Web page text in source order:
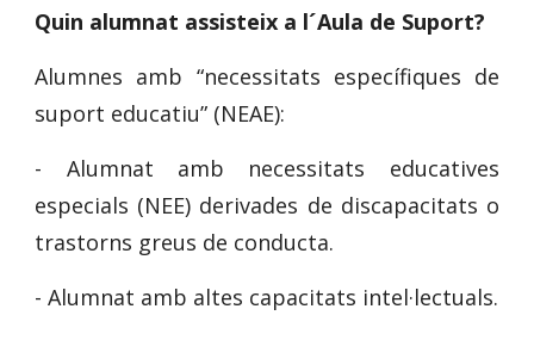
Quin alumnat assisteix a l´Aula de Suport?
Alumnes amb “necessitats específiques de
suport educatiu” (NEAE):
- Alumnat amb necessitats educatives
especials (NEE) derivades de discapacitats o
trastorns greus de conducta.
- Alumnat amb altes capacitats intel·lectuals.